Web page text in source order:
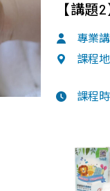
【講題
專業
課程
課程